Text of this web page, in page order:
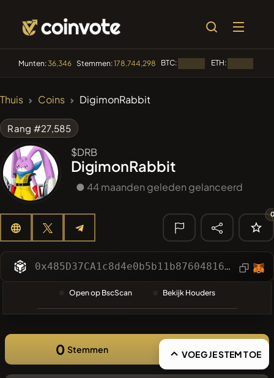
Munten:36,346 Stemmen:178,744,298 BTC: ETH:
SmartleCo
#253
#84
Algorithmic Trading
#1
🔎 RECENTE
ZOEKOPDRACHT
❌Geen
recente
Thuis Coins DigimonRabbit
Rang #27,585
$DRB
DigimonRabbit
● 44 maanden geleden gelanceerd
0x485D37CA1c8d4e0b5b11b87604816A4843C079eD
Open op BscScan Bekijk Houders
0 Stemmen VOEG JE STEM TOE